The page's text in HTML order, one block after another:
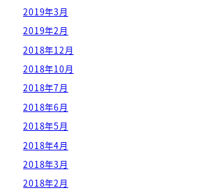
2019年3月
2019年2月
2018年12月
2018年10月
2018年7月
2018年6月
2018年5月
2018年4月
2018年3月
2018年2月